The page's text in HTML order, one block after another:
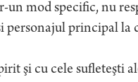
mod specific, nu
personajul principal la
şi cu cele sufleteşti